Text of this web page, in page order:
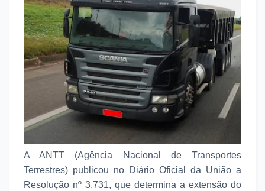
A ANTT (Agência Nacional de Transportes
Terrestres) publicou no Diário Oficial da União a
Resolução nº 3.731, que determina a extensão do